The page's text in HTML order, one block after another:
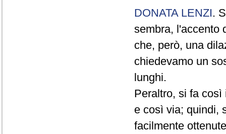
DONATA LENZI.
sembra, l'accento
che, però, una
chiedevamo un
lunghi.
Peraltro, si fa così
e così via; quindi,
facilmente